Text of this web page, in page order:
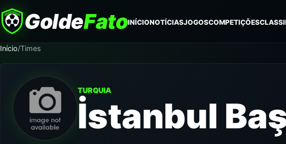
GoldeFatoINÍCIONOTÍCIASJOGOSCOMPETIÇÕES
Início/Times
TURQUIA
İstanbul